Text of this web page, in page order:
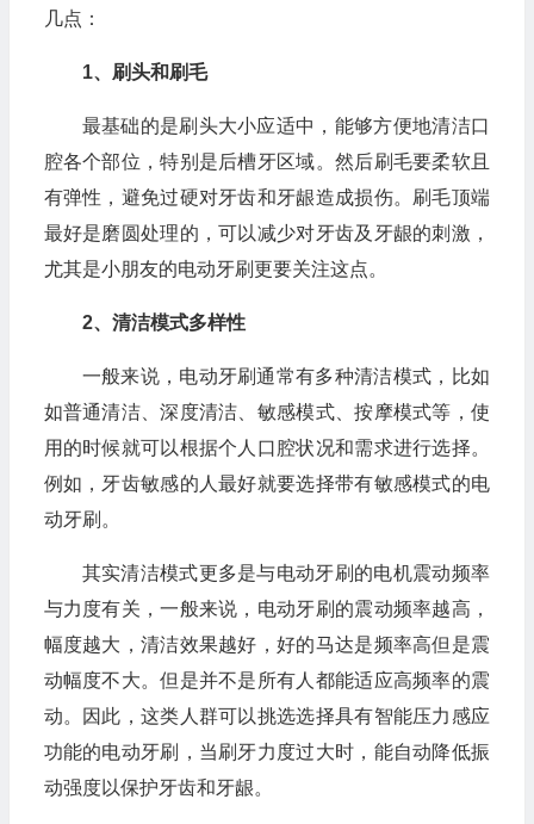
几点：
1、刷头和刷毛
最基础的是刷头大小应适中，能够方便地清洁口
腔各个部位，特别是后槽牙区域。然后刷毛要柔软且
有弹性，避免过硬对牙齿和牙龈造成损伤。刷毛顶端
最好是磨圆处理的，可以减少对牙齿及牙龈的刺激，
尤其是小朋友的电动牙刷更要关注这点。
2、清洁模式多样性
一般来说，电动牙刷通常有多种清洁模式，比如
如普通清洁、深度清洁、敏感模式、按摩模式等，使
用的时候就可以根据个人口腔状况和需求进行选择。
例如，牙齿敏感的人最好就要选择带有敏感模式的电
动牙刷。
其实清洁模式更多是与电动牙刷的电机震动频率
与力度有关，一般来说，电动牙刷的震动频率越高，
幅度越大，清洁效果越好，好的马达是频率高但是震
动幅度不大。但是并不是所有人都能适应高频率的震
动。因此，这类人群可以挑选选择具有智能压力感应
功能的电动牙刷，当刷牙力度过大时，能自动降低振
动强度以保护牙齿和牙龈。